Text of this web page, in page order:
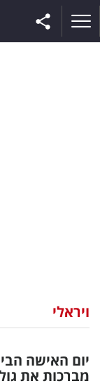
וצרכנות
דיגיטל
ויראלי
יום האישה
מברכות את